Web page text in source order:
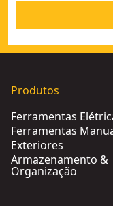
Produtos
Ferramentas
Ferramentas
Exteriores
Armazenamento &
Organização